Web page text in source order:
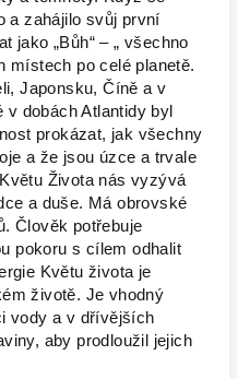
a zahájilo svůj první
jako „Bůh“ – „ všechno
místech po celé planetě.
Japonsku, Číně a v
dobách Atlantidy byl
prokázat, jak všechny
a že jsou úzce a trvale
Života nás vyzývá
a duše. Má obrovské
Člověk potřebuje
pokoru s cílem odhalit
Květu života je
životě. Je vhodný
vody a v dřívějších
aby prodloužil jejich